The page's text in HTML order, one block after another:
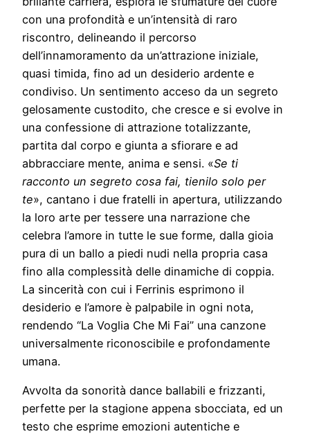
con una profondità e un’intensità di raro
riscontro, delineando il percorso
dell’innamoramento da un’attrazione iniziale,
quasi timida, fino ad un desiderio ardente e
condiviso. Un sentimento acceso da un segreto
gelosamente custodito, che cresce e si evolve in
una confessione di attrazione totalizzante,
partita dal corpo e giunta a sfiorare e ad
abbracciare mente, anima e sensi. «Se ti
racconto un segreto cosa fai, tienilo solo per
te», cantano i due fratelli in apertura, utilizzando
la loro arte per tessere una narrazione che
celebra l’amore in tutte le sue forme, dalla gioia
pura di un ballo a piedi nudi nella propria casa
fino alla complessità delle dinamiche di coppia.
La sincerità con cui i Ferrinis esprimono il
desiderio e l’amore è palpabile in ogni nota,
rendendo “La Voglia Che Mi Fai” una canzone
universalmente riconoscibile e profondamente
umana.
Avvolta da sonorità dance ballabili e frizzanti,
perfette per la stagione appena sbocciata, ed un
testo che esprime emozioni autentiche e